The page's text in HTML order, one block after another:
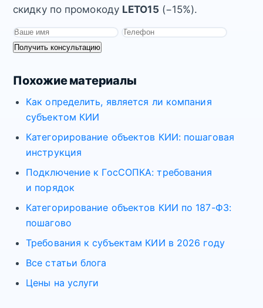
скидку по промокоду LETO15 (−15%).
Получить консультацию
Похожие материалы
Как определить, является ли компания
субъектом КИИ
Категорирование объектов КИИ: пошаговая
инструкция
Подключение к ГосСОПКА: требования
и порядок
Категорирование объектов КИИ по 187-ФЗ:
пошагово
Требования к субъектам КИИ в 2026 году
Все статьи блога
Цены на услуги